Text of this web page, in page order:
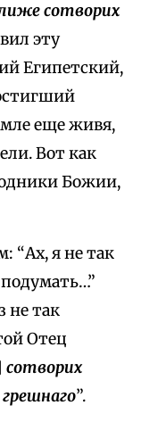
сотворих
эту
Египетский,
еще живя,
Вот как
Божии,
“Ах, я не так
не так
Отец
сотворих
”.